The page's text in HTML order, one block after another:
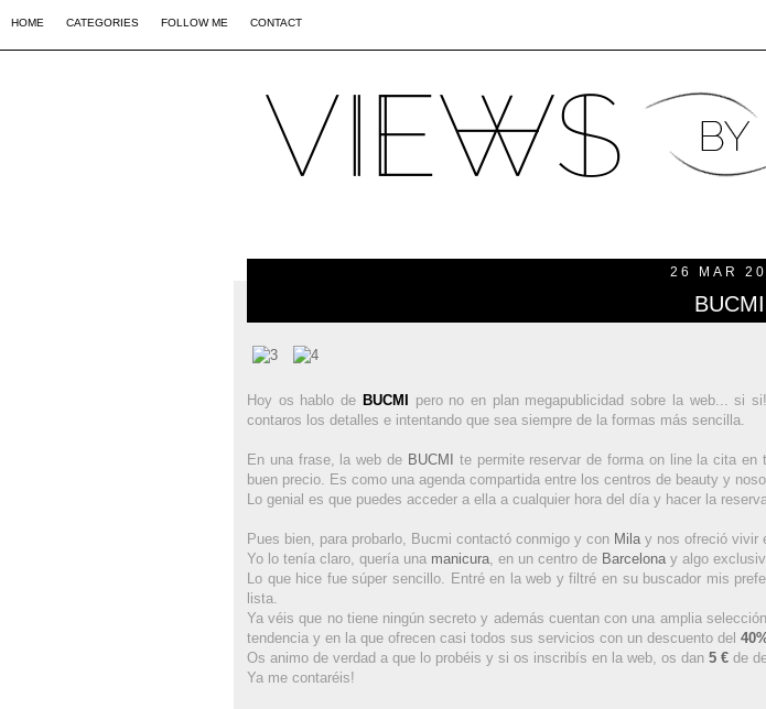
HOME CATEGORIES FOLLOW ME CONTACT
26 MAR
BUCMI
Hoy os hablo de BUCMI
pero no en plan megapublicidad sobre la web... si
contaros los detalles e intentando que sea siempre de la formas más sencilla.
En una frase, la web de BUCMI
te permite reservar de forma on line la cita
buen precio. Es como una agenda compartida entre los centros de beauty y
Lo genial es que puedes acceder a ella a cualquier hora del día y hacer la
Pues bien, para probarlo, Bucmi contactó conmigo y con Mila y nos ofreció vivir
Yo lo tenía claro, quería una manicura , en un centro de Barcelona y algo
Lo que hice fue súper sencillo. Entré en la web y filtré en su buscador mis
lista.
Ya véis que no tiene ningún secreto y además cuentan con una amplia
tendencia y en la que ofrecen casi todos sus servicios con un descuento del
Os animo de verdad a que lo probéis y si os inscribís en la web, os dan 5 € de
Ya me contaréis!